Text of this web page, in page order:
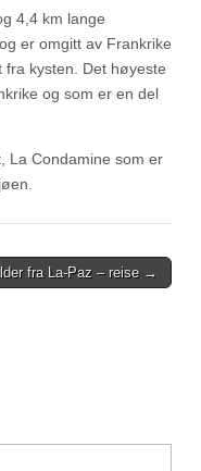
4,4 km lange
er omgitt av Frankrike
kysten. Det høyeste
og som er en del
La Condamine som er
fra La-Paz – reise →